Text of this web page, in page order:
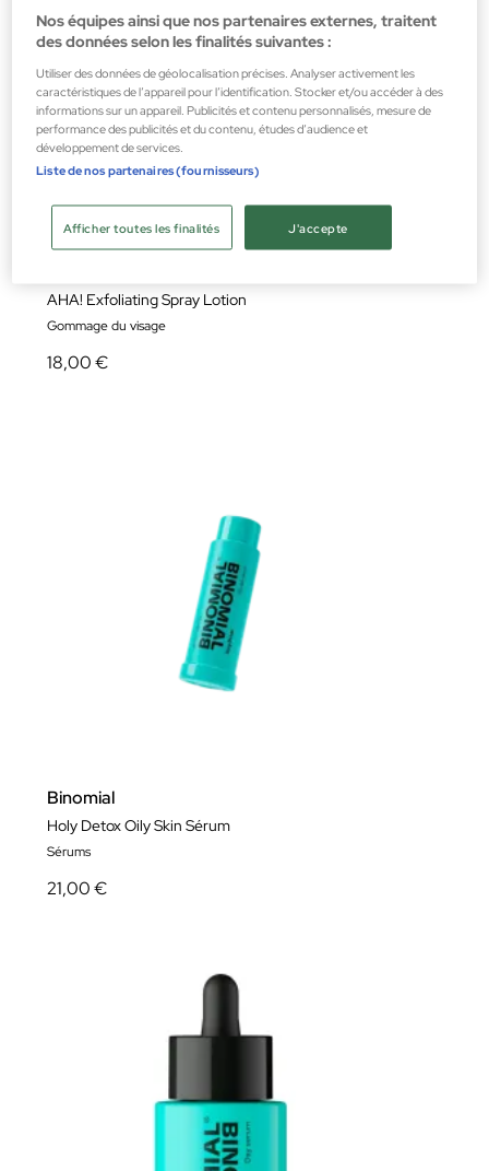
AHA! Exfoliating Spray Lotion
Gommage du visage
18,00 €
Binomial
Holy Detox Oily Skin Sérum
Sérums
21,00 €
Nos équipes ainsi que nos partenaires externes, traitent
des données selon les finalités suivantes :
Utiliser des données de géolocalisation précises. Analyser activement les
caractéristiques de l’appareil pour l’identification. Stocker et/ou accéder à des
informations sur un appareil. Publicités et contenu personnalisés, mesure de
performance des publicités et du contenu, études d’audience et
développement de services.
Liste de nos partenaires (fournisseurs)
J'accepte
Afficher toutes les finalités